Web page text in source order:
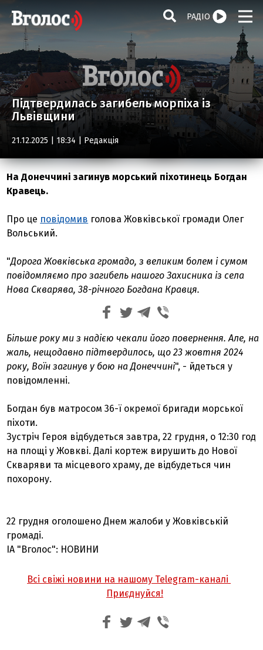
РАДІО
Підтвердилась загибель морпіха із
Львівщини
21.12.2025 | 18:34 | Редакція
На Донеччині загинув морський піхотинець Богдан
Кравець.
Про це повідомив голова Жовківської громади Олег
Вольський.
"Дорога Жовківська громадо, з великим болем і сумом
повідомляємо про загибель нашого Захисника із села
Нова Скварява, 38-річного Богдана Кравця.
Більше року ми з надією чекали його повернення. Але, на
жаль, нещодавно підтвердилось, що 23 жовтня 2024
року, Воїн загинув у бою на Донеччині", - йдеться у
повідомленні.
Богдан був матросом 36-ї окремої бригади морської
піхоти.
Зустріч Героя відбудеться завтра, 22 грудня, о 12:30 год
на площі у Жовкві. Далі кортеж вирушить до Нової
Скваряви та місцевого храму, де відбудеться чин
похорону.
22 грудня оголошено Днем жалоби у Жовківській
громаді.
ІА "Вголос": НОВИНИ
Всі свіжі новини на нашому Telegram-каналі
Приєднуйся!